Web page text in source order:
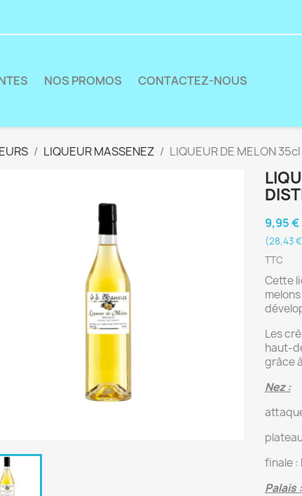
NOS PROMOS CONTACTEZ-NOUS
LIQUEUR MASSENEZ LIQUEUR DE MELON
9,95 €
(28,43
TTC
Cette
Les
haut-
grâce
Nez :
finale :
Palais :